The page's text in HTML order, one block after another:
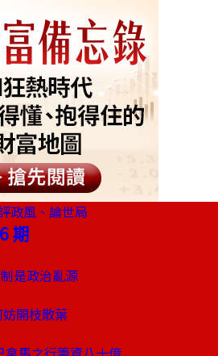
政風、論世局
期
是政治亂源
開枝散葉